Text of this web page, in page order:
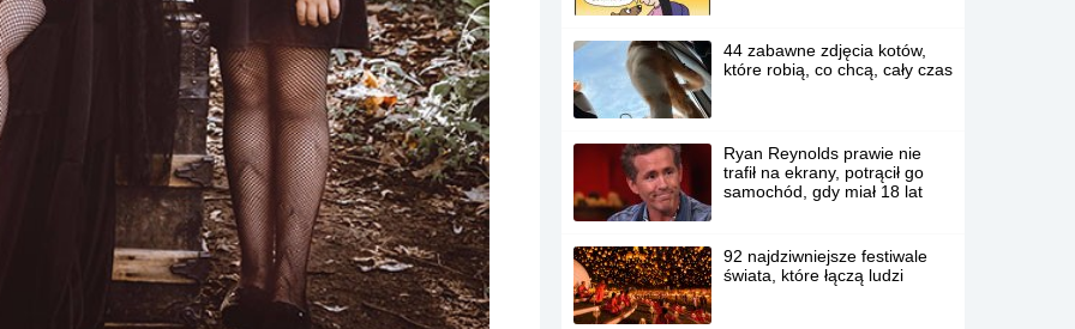
44 zabawne zdjęcia kotów,
które robią, co chcą, cały czas
Ryan Reynolds prawie nie
trafił na ekrany, potrącił go
samochód, gdy miał 18 lat
92 najdziwniejsze festiwale
świata, które łączą ludzi